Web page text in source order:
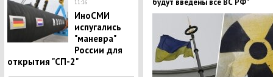
11:16
ИноСМИ
испугались
"маневра"
России для
открытия "СП-2"
будут введены все ВС РФ"